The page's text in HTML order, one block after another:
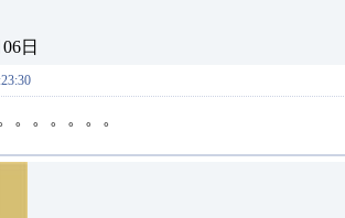
日
。。。。。。